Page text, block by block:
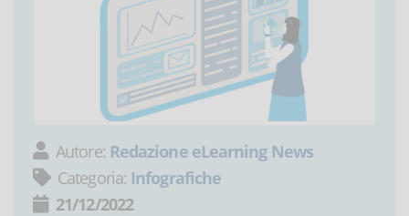
Autore: Redazione eLearning News
Categoria: Infografiche
21/12/2022